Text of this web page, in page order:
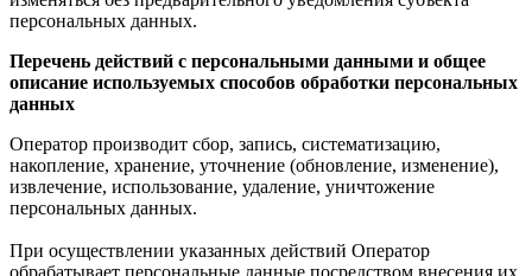
персональных данных.
Перечень действий с персональными данными и общее
описание используемых способов обработки персональных
данных
Оператор производит сбор, запись, систематизацию,
накопление, хранение, уточнение (обновление, изменение),
извлечение, использование, удаление, уничтожение
персональных данных.
При осуществлении указанных действий Оператор
обрабатывает персональные данные посредством внесения их